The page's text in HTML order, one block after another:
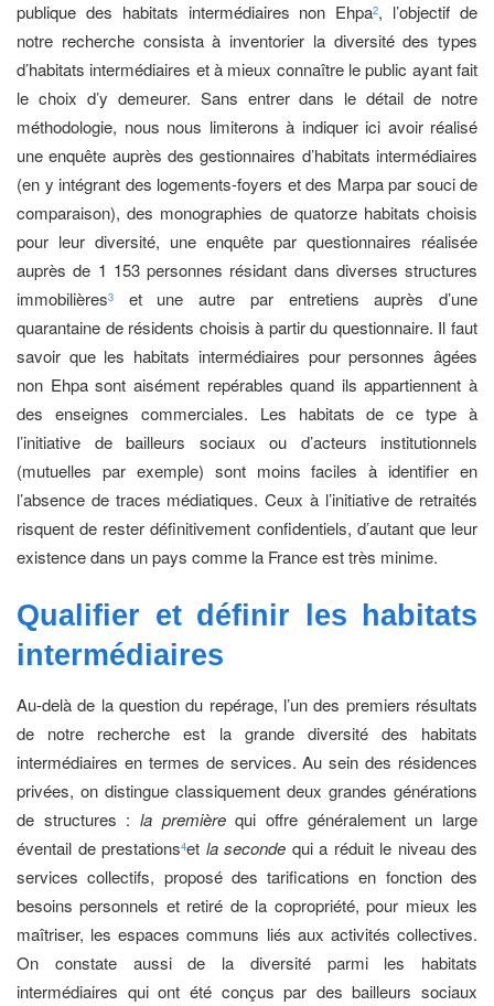
publique des habitats intermédiaires non Ehpa2, l’objectif de
notre recherche consista à inventorier la diversité des types
d’habitats intermédiaires et à mieux connaître le public ayant fait
le choix d’y demeurer. Sans entrer dans le détail de notre
méthodologie, nous nous limiterons à indiquer ici avoir réalisé
une enquête auprès des gestionnaires d’habitats intermédiaires
(en y intégrant des logements-foyers et des Marpa par souci de
comparaison), des monographies de quatorze habitats choisis
pour leur diversité, une enquête par questionnaires réalisée
auprès de 1 153 personnes résidant dans diverses structures
immobilières3
et une autre par entretiens auprès d’une
quarantaine de résidents choisis à partir du questionnaire. Il faut
savoir que les habitats intermédiaires pour personnes âgées
non Ehpa sont aisément repérables quand ils appartiennent à
des enseignes commerciales. Les habitats de ce type à
l’initiative de bailleurs sociaux ou d’acteurs institutionnels
(mutuelles par exemple) sont moins faciles à identifier en
l’absence de traces médiatiques. Ceux à l’initiative de retraités
risquent de rester définitivement confidentiels, d’autant que leur
existence dans un pays comme la France est très minime.
Qualifier et définir les habitats
intermédiaires
Au-delà de la question du repérage, l’un des premiers résultats
de notre recherche est la grande diversité des habitats
intermédiaires en termes de services. Au sein des résidences
privées, on distingue classiquement deux grandes générations
de structures : la premièrequi offre généralement un large
éventail de prestations4et la seconde qui a réduit le niveau des
services collectifs, proposé des tarifications en fonction des
besoins personnels et retiré de la copropriété, pour mieux les
maîtriser, les espaces communs liés aux activités collectives.
On constate aussi de la diversité parmi les habitats
intermédiaires qui ont été conçus par des bailleurs sociaux